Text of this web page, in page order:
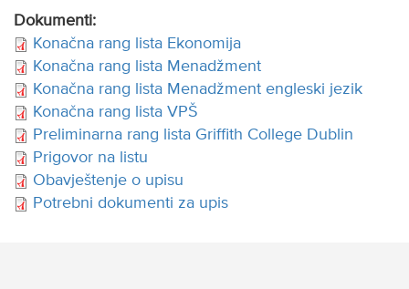
Dokumenti:
Konačna rang lista Ekonomija
Konačna rang lista Menadžment
Konačna rang lista Menadžment engleski jezik
Konačna rang lista VPŠ
Preliminarna rang lista Griffith College Dublin
Prigovor na listu
Obavještenje o upisu
Potrebni dokumenti za upis